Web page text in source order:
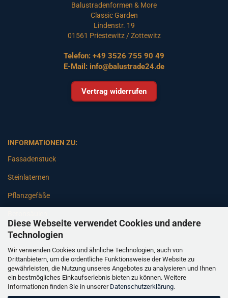
Diese Webseite verwendet Cookies und andere
Technologien
Wir verwenden Cookies und ähnliche Technologien, auch von
Drittanbietern, um die ordentliche Funktionsweise der Website zu
gewährleisten, die Nutzung unseres Angebotes zu analysieren und Ihnen
ein bestmögliches Einkaufserlebnis bieten zu können. Weitere
Informationen finden Sie in unserer Datenschutzerklärung.
Balustradenformen & More
Classic Garden
Lindenstr. 19
01561 Priestewitz / Zottewitz
Telefon: +49 3526 755 90 49
E-Mail: info@balustrade24.de
Vertrag widerrufen
INFORMATIONEN ZU:
Fassadenstuck
Steinlaternen
Pflanzgefäße
Gartenbänke
Pfeiler
Gartenbrunnen
Gartenfiguren